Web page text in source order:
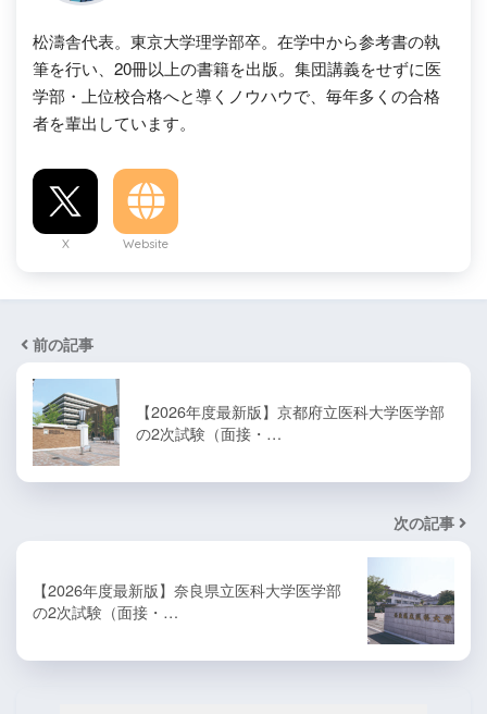
松濤舎代表。東京大学理学部卒。在学中から参考書の執
筆を行い、20冊以上の書籍を出版。集団講義をせずに医
学部・上位校合格へと導くノウハウで、毎年多くの合格
者を輩出しています。
X Website
前の記事
【2026年度最新版】京都府立医科大学医学部
の2次試験（面接・…
次の記事
【2026年度最新版】奈良県立医科大学医学部
の2次試験（面接・…